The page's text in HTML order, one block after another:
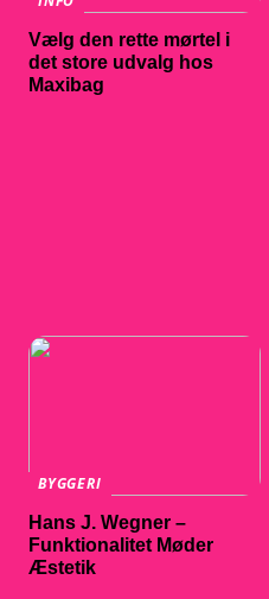
Vælg den rette mørtel i
det store udvalg hos
Maxibag
BYGGERI
Hans J. Wegner –
Funktionalitet Møder
Æstetik